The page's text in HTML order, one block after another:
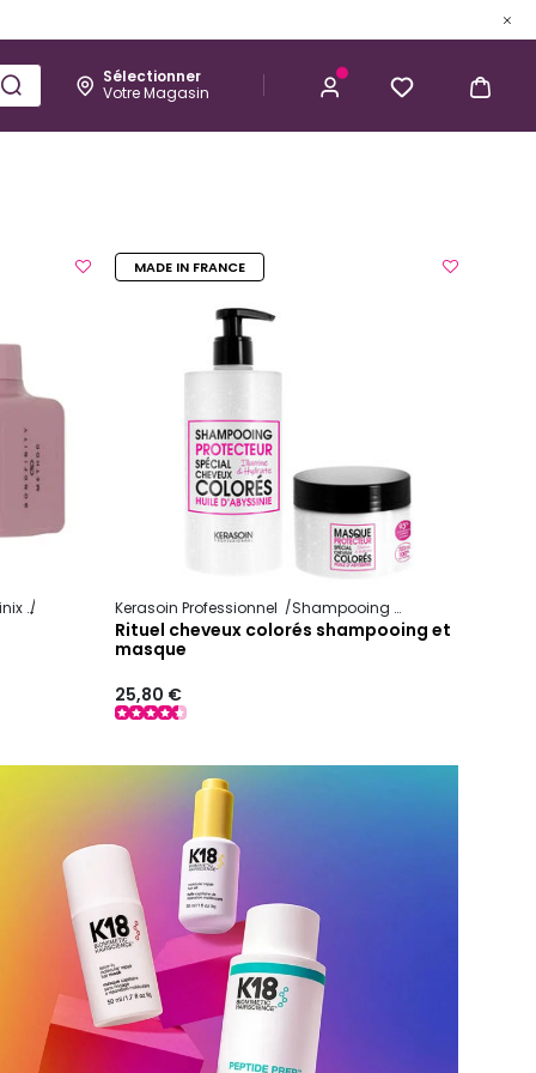
Sélectionner
Votre Magasin
Esthétique Homme
Kérastase
MADE IN FRANCE
Kerasoin Professionnel Shampooing et soin capillaire
Rituel cheveux colorés shampooing et
masque
25,80 €